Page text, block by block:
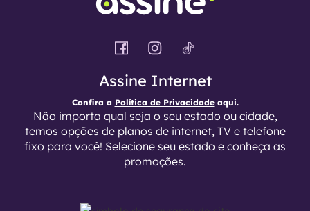
Assine Internet
Confira a Política de Privacidadeaqui.
Não importa qual seja o seu estado ou cidade,
temos opções de planos de internet, TV e telefone
fixo para você! Selecione seu estado e conheça as
promoções.